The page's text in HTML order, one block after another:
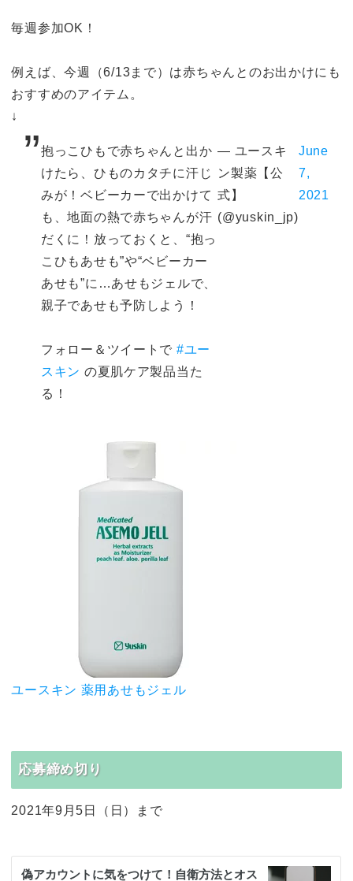
毎週参加OK！
例えば、今週（6/13まで）は赤ちゃんとのお出かけにも
おすすめのアイテム。
↓
抱っこひもで赤ちゃんと出か
けたら、ひものカタチに汗じ
みが！ベビーカーで出かけて
も、地面の熱で赤ちゃんが汗
だくに！放っておくと、“抱っ
こひもあせも”や“ベビーカー
あせも”に…あせもジェルで、
親子であせも予防しよう！
フォロー＆ツイートで #ユー
スキン の夏肌ケア製品当た
る！
— ユースキ
ン製薬【公
式】
(@yuskin_jp)
June
7,
2021
ユースキン 薬用あせもジェル
応募締め切り
2021年9月5日（日）まで